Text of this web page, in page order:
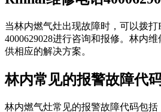
当林内燃气灶出现故障时，可以拨打
4000629028进行咨询和报修。林内
供相应的解决方案。
林内常见的报警故障代
林内燃气灶常见的报警故障代码包括